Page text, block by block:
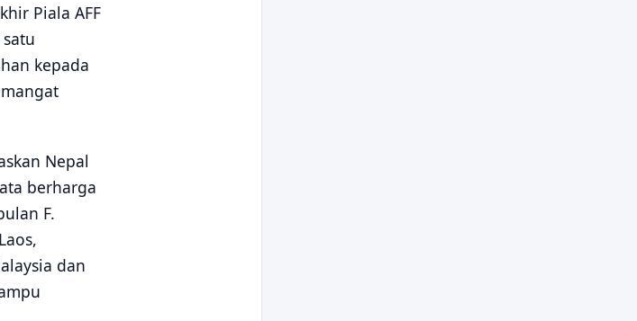
Piala AFF
kepada
Nepal
berharga
F.
dan